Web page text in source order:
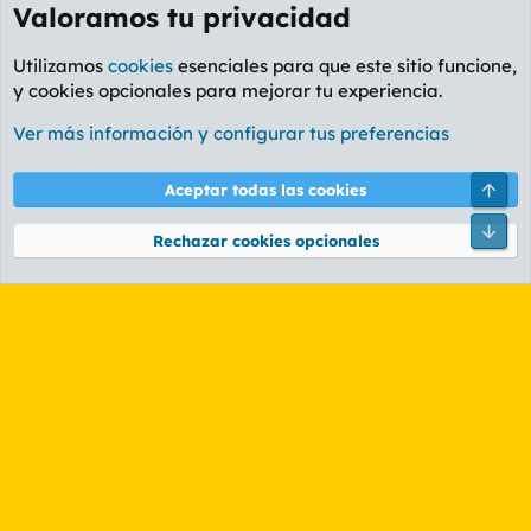
Foro General
Cookies
PL OLDSTYLE AMARILLO
Términos y reglas Política de privacidad Ayuda
Community platform by XenForo® © 2010-2026 XenForo Ltd.
Valoramos tu privacidad
Utilizamos cookies esenciales para que este sitio funcione,
y cookies opcionales para mejorar tu experiencia.
Ver más información y configurar tus preferencias
Aceptar todas las cookies
Rechazar cookies opcionales
Pie